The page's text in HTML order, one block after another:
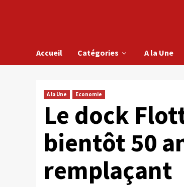
Accueil Catégories A la Une
A la Une Economie
Le dock
bientôt 50
remplaçant